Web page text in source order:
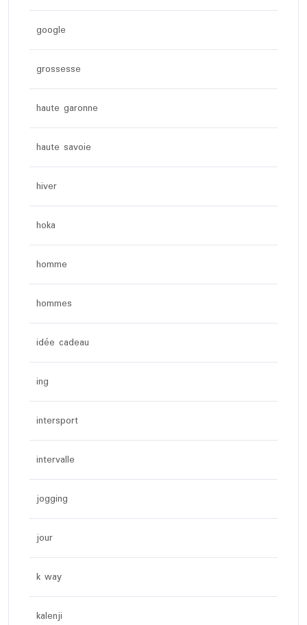
google
grossesse
haute garonne
haute savoie
hiver
hoka
homme
hommes
idée cadeau
ing
intersport
intervalle
jogging
jour
k way
kalenji